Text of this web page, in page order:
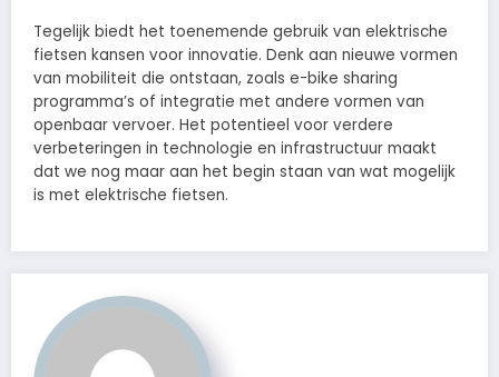
Tegelijk biedt het toenemende gebruik van elektrische
fietsen kansen voor innovatie. Denk aan nieuwe vormen
van mobiliteit die ontstaan, zoals e-bike sharing
programma’s of integratie met andere vormen van
openbaar vervoer. Het potentieel voor verdere
verbeteringen in technologie en infrastructuur maakt
dat we nog maar aan het begin staan van wat mogelijk
is met elektrische fietsen.